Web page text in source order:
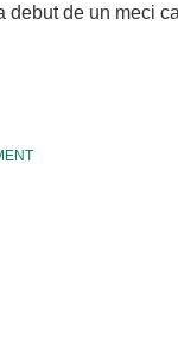
de un meci